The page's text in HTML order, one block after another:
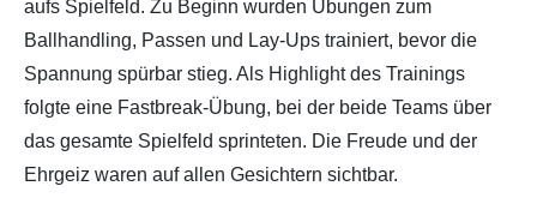
aufs Spielfeld. Zu Beginn wurden Übungen zum
Ballhandling, Passen und Lay-Ups trainiert, bevor die
Spannung spürbar stieg. Als Highlight des Trainings
folgte eine Fastbreak-Übung, bei der beide Teams über
das gesamte Spielfeld sprinteten. Die Freude und der
Ehrgeiz waren auf allen Gesichtern sichtbar.